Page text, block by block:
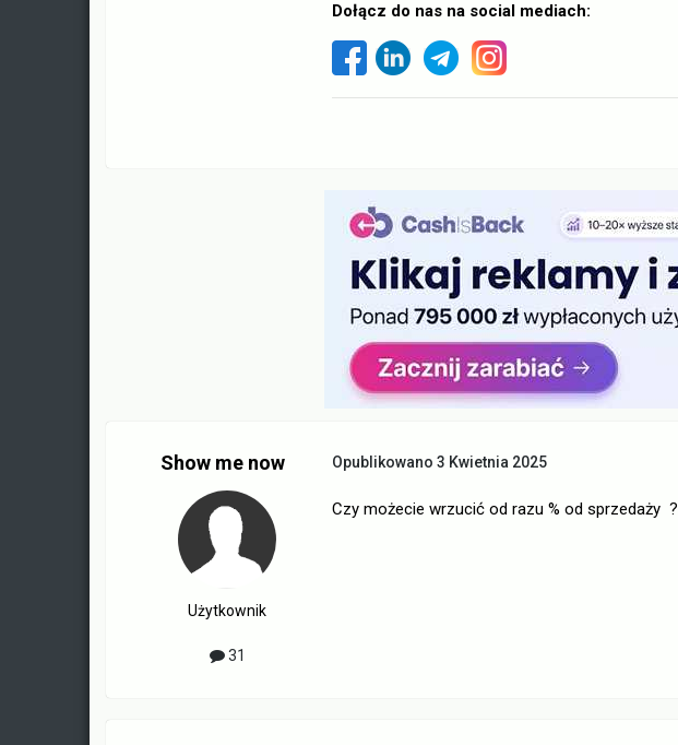
Dołącz do nas na social mediach:
Show me now
Użytkownik
31
Opublikowano3 Kwietnia 2025
Czy możecie wrzucić od razu % od sprzedaży ?